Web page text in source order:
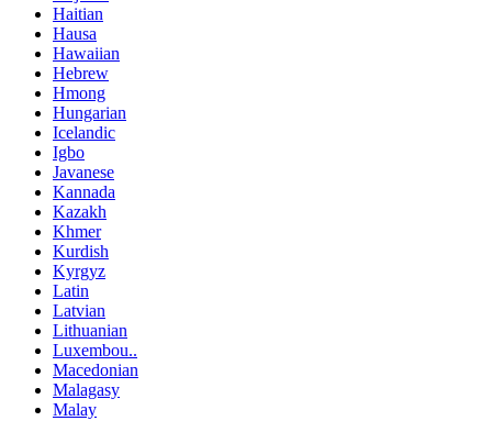
Haitian
Hausa
Hawaiian
Hebrew
Hmong
Hungarian
Icelandic
Igbo
Javanese
Kannada
Kazakh
Khmer
Kurdish
Kyrgyz
Latin
Latvian
Lithuanian
Luxembou..
Macedonian
Malagasy
Malay